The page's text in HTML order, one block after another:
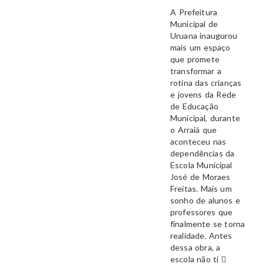
A Prefeitura
Municipal de
Uruana inaugurou
mais um espaço
que promete
transformar a
rotina das crianças
e jovens da Rede
de Educação
Municipal, durante
o Arraiá que
aconteceu nas
dependências da
Escola Municipal
José de Moraes
Freitas. Mais um
sonho de alunos e
professores que
finalmente se torna
realidade. Antes
dessa obra, a
escola não ti